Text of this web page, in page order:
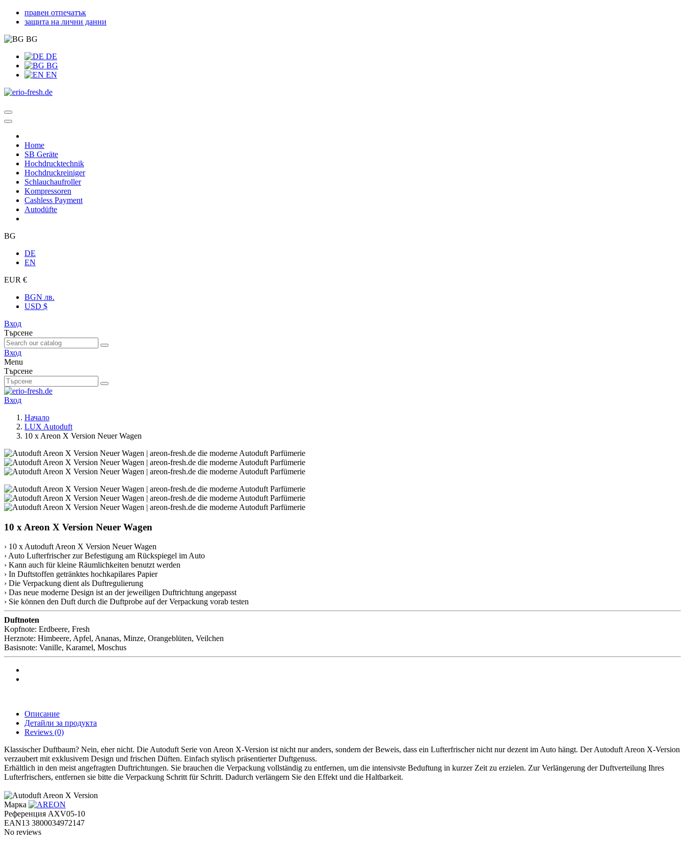
правен отпечатък
защита на лични данни
BG
DE
BG
EN
Home
SB Geräte
Hochdrucktechnik
Hochdruckreiniger
Schlauchaufroller
Kompressoren
Cashless Payment
Autodüfte
BG
DE
EN
EUR €
BGN лв.
USD $
Вход
Търсене
Вход
Menu
Търсене
Вход
Начало
LUX Autoduft
10 x Areon X Version Neuer Wagen
10 x Areon X Version Neuer Wagen
› 10 x Autoduft Areon X Version Neuer Wagen
› Auto Lufterfrischer zur Befestigung am Rückspiegel im Auto
› Kann auch für kleine Räumlichkeiten benutzt werden
› In Duftstoffen getränktes hochkapilares Papier
› Die Verpackung dient als Duftregulierung
› Das neue moderne Design ist an der jeweiligen Duftrichtung angepasst
› Sie können den Duft durch die Duftprobe auf der Verpackung vorab testen
Duftnoten
Kopfnote: Erdbeere, Fresh
Herznote: Himbeere, Apfel, Ananas, Minze, Orangeblüten, Veilchen
Basisnote: Vanille, Karamel, Moschus
Описание
Детайли за продукта
Reviews (0)
Klassischer Duftbaum? Nein, eher nicht. Die Autoduft Serie von Areon X-Version ist nicht nur anders, sondern der Beweis, dass ein Lufterfrischer nicht nur dezent im Auto hängt. Der Autoduft Areon X-Version
verzaubert mit exklusivem Design und frischen Düften. Einfach stylisch präsentierter Duftgenuss.
Erhältlich in den meist angefragten Duftrichtungen. Sie brauchen die Verpackung vollständig zu entfernen, um die intensivste Beduftung in kurzer Zeit zu erzielen. Zur Verlängerung der Duftverteilung Ihres
Lufterfrischers, entfernen sie bitte die Verpackung Schritt für Schritt. Dadurch verlängern Sie den Effekt und die Haltbarkeit.
Марка
Референция AXV05-10
EAN13 3800034972147
No reviews